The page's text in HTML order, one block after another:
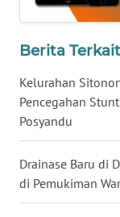
Berita Terkait
Kelurahan
Pencegahan
Posyandu
Drainase Baru di
di Pemukiman
WN
NIAS
WN
LANGKAT
WN
TAPANULI
SELATAN